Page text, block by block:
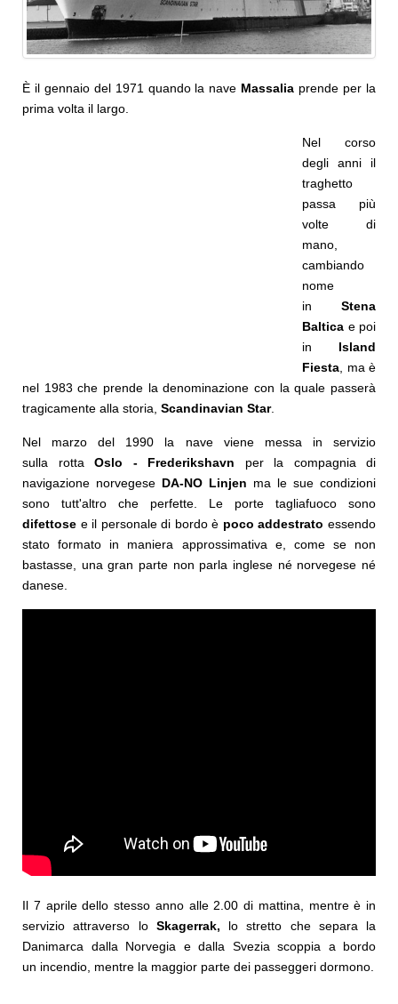
È il gennaio del 1971 quando la nave Massalia prende per la
prima volta il largo.
Nel corso
degli anni il
traghetto
passa più
volte di
mano,
cambiando
nome
in Stena
Baltica e poi
in Island
Fiesta , ma è
nel 1983 che prende la denominazione con la quale passerà
tragicamente alla storia, Scandinavian Star.
Nel marzo del 1990 la nave viene messa in servizio
sulla rotta Oslo - Frederikshavn per la compagnia di
navigazione norvegese DA-NO Linjen ma le sue condizioni
sono tutt'altro che perfette. Le porte tagliafuoco sono
difettose e il personale di bordo è poco addestrato essendo
stato formato in maniera approssimativa e, come se non
bastasse, una gran parte non parla inglese né norvegese né
danese.
Il 7 aprile dello stesso anno alle 2.00 di mattina, mentre è in
servizio attraverso lo Skagerrak, lo stretto che separa la
Danimarca dalla Norvegia e dalla Svezia scoppia a bordo
un incendio, mentre la maggior parte dei passeggeri dormono.